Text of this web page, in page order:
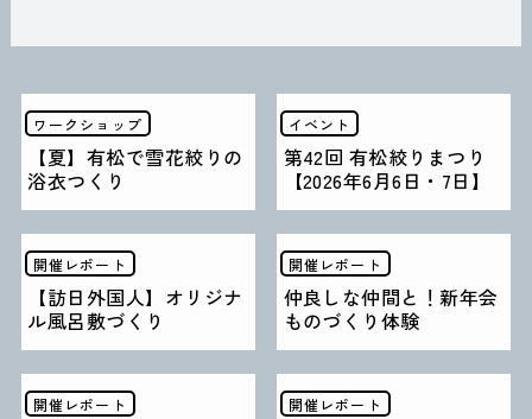
ワークショップ
【夏】有松で雪花絞りの
浴衣つくり
イベント
第42回 有松絞りまつり
【2026年6月6日・7日】
開催レポート
【訪日外国人】オリジナ
ル風呂敷づくり
開催レポート
仲良しな仲間と！新年会
ものづくり体験
開催レポート 開催レポート